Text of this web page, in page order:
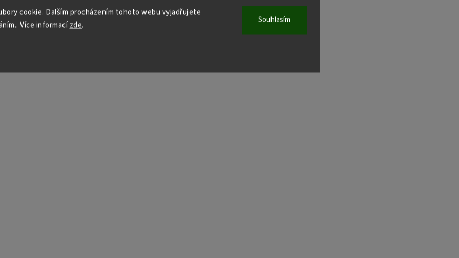
cookie. Dalším procházením tohoto webu vyjadřujete
Více informacízde. Souhlasím